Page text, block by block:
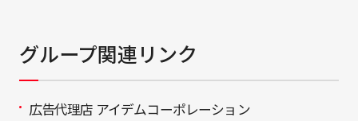
グループ関連リンク
広告代理店 アイデムコーポレーション